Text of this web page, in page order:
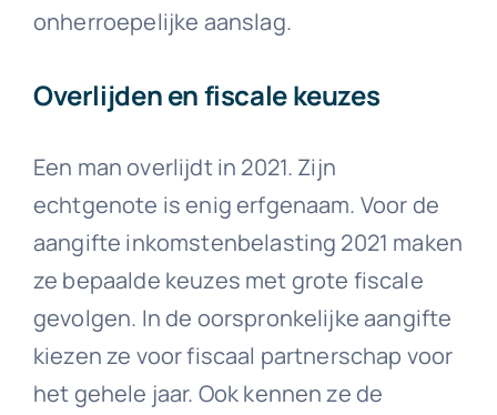
onherroepelijke aanslag.
Overlijden en fiscale keuzes
Een man overlijdt in 2021. Zijn
echtgenote is enig erfgenaam. Voor de
aangifte inkomstenbelasting 2021 maken
ze bepaalde keuzes met grote fiscale
gevolgen. In de oorspronkelijke aangifte
kiezen ze voor fiscaal partnerschap voor
het gehele jaar. Ook kennen ze de